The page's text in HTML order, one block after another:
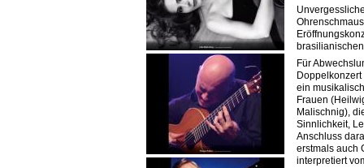
Für
Doppelkonzert
ein
Frauen
Malischnig),
Sinnlichkeit,
Anschluss
erstmals auch
interpretiert